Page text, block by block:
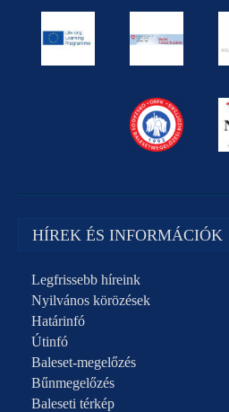
HÍREK ÉS INFORMÁCIÓK
Legfrissebb híreink
Nyilvános körözések
Határinfó
Útinfó
Baleset-megelőzés
Bűnmegelőzés
Baleseti térkép